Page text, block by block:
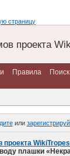
страницу
проекта
Правила Поиск
или
плашки